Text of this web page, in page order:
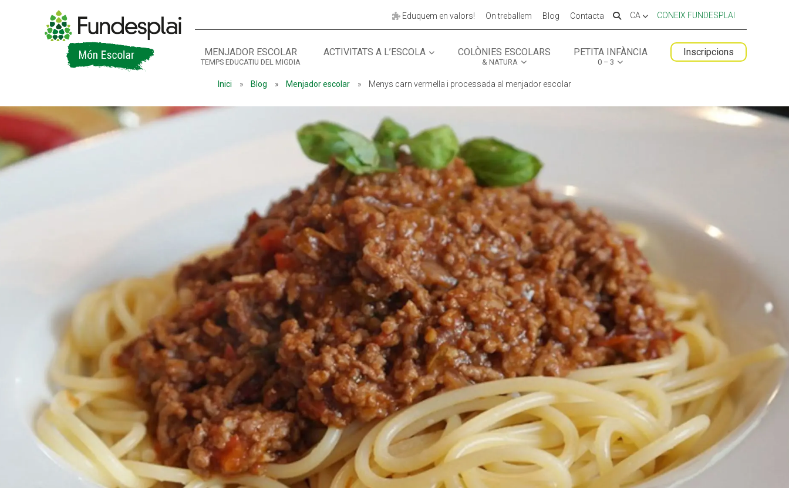
Eduquem en valors! On treballem Blog Contacta CA CONEIX FUNDESPLAI
MENJADOR ESCOLAR
TEMPS EDUCATIU DEL MIGDIA
ACTIVITATS A L’ESCOLA COLÒNIES ESCOLARS
& NATURA
PETITA INFÀNCIA
0 – 3
Inscripcions
Inici » Blog » Menjador escolar » Menys carn vermella i processada al menjador escolar
ACTIVITATS D'ESTIU MÓN ESCOLAR ALBERG CENTRE ESPLAI FORMACIÓ
CASES DE COLÒNIES ACCIÓ SOCIAL I JOVES ESPLAIS SUPORT TERCER SECTOR
CONEIX FUNDESPLAI
La Fundació
L'equip
Missió i valors
Els comptes clars
Memòria d'activitats
Proposta educativa
ACTUALITAT
Notícies
Butlletins
Diari de la Fundació
Fundesplai als mitjans
Xarxes socials
COL·LABORA
Fes voluntariat
Fes un donatiu
Treballa amb nosaltres